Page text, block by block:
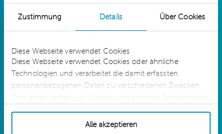
Zustimmung Details Über Cookies
Diese Webseite verwendet Cookies
Diese Webseite verwendet Cookies oder ähnliche
Technologien und verarbeitet die damit erfassten
personenbezogenen Daten zu verschiedenen Zwecken.
Zum einen setzen wir Cookies und ähnliche Technologien
technisch erforderlich sind. Für diese Cookies oder
Alle akzeptieren
dhpg is an independent network member of
CLA Global. See
CLAglobal.com/disclaimer
Sitemap
Cookie-Einstellungen